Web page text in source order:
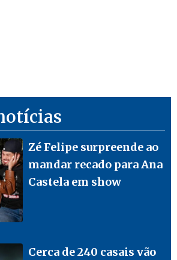
Zé Felipe surpreende ao
mandar recado para Ana
Castela em show
Cerca de 240 casais vão